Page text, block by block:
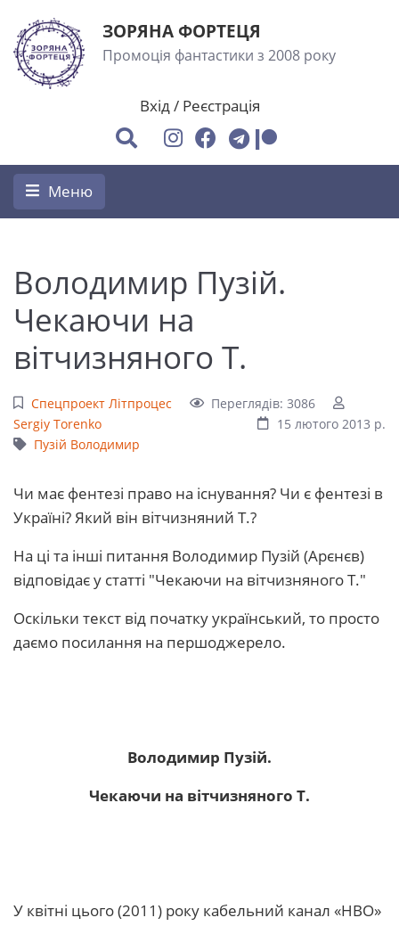
ЗОРЯНА ФОРТЕЦЯ
Промоція фантастики з 2008 року
Вхід/ Реєстрація
Меню
Володимир Пузій.
Чекаючи на
вітчизняного Т.
Спецпроект Літпроцес
Переглядів: 3086
Sergiy Torenko
15 лютого 2013 р.
Пузій Володимир
Чи має фентезі право на існування? Чи є фентезі в
Україні? Який він вітчизняний Т.?
На ці та інші питання Володимир Пузій (Арєнєв)
відповідає у статті "Чекаючи на вітчизняного Т."
Оскільки текст від початку український, то просто
даємо посилання на першоджерело.
Володимир Пузій.
Чекаючи на вітчизняного Т.
У квітні цього (2011) року кабельний канал «НВО»